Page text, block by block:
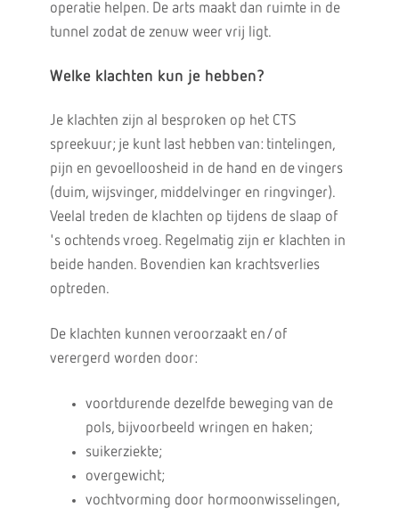
operatie helpen. De arts maakt dan ruimte in de
tunnel zodat de zenuw weer vrij ligt.
Welke klachten kun je hebben?
Je klachten zijn al besproken op het CTS
spreekuur; je kunt last hebben van: tintelingen,
pijn en gevoelloosheid in de hand en de vingers
(duim, wijsvinger, middelvinger en ringvinger).
Veelal treden de klachten op tijdens de slaap of
's ochtends vroeg. Regelmatig zijn er klachten in
beide handen. Bovendien kan krachtsverlies
optreden.
De klachten kunnen veroorzaakt en/of
verergerd worden door:
voortdurende dezelfde beweging van de
pols, bijvoorbeeld wringen en haken;
suikerziekte;
overgewicht;
vochtvorming door hormoonwisselingen,